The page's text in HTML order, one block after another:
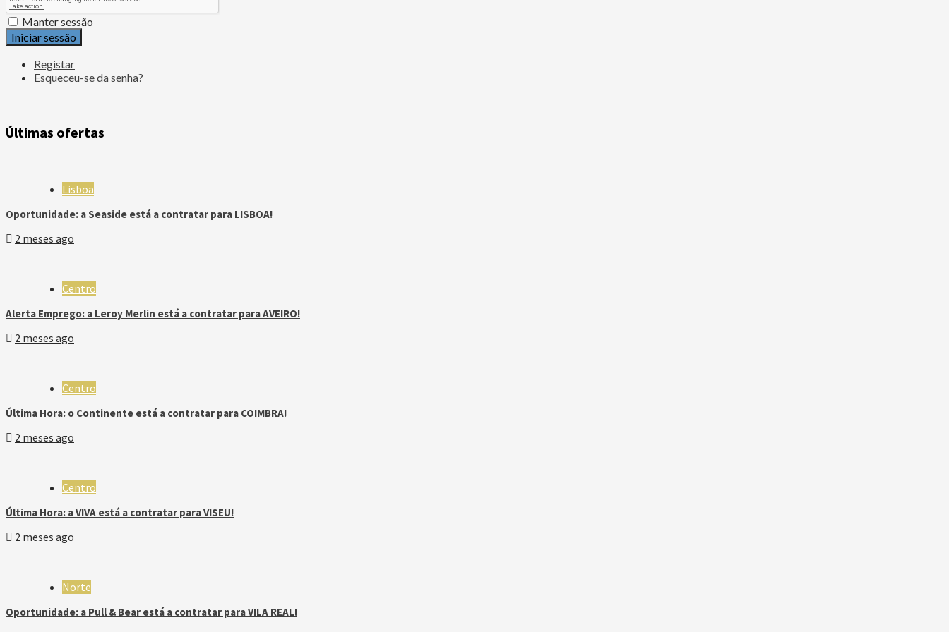
Manter sessão
Iniciar sessão
Registar
Esqueceu-se da senha?
Últimas ofertas
Lisboa
Oportunidade: a Seaside está a contratar para LISBOA!
2 meses ago
Centro
Alerta Emprego: a Leroy Merlin está a contratar para AVEIRO!
2 meses ago
Centro
Última Hora: o Continente está a contratar para COIMBRA!
2 meses ago
Centro
Última Hora: a VIVA está a contratar para VISEU!
2 meses ago
Norte
Oportunidade: a Pull & Bear está a contratar para VILA REAL!